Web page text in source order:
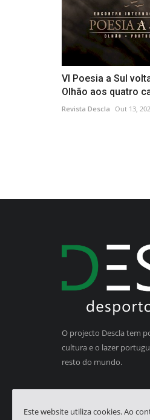
VI Poesia a Sul
Olhão aos quatro
Revista Descla Out 13,
O projecto Descla tem
cultura e o lazer
resto do mundo.
Este website utiliza cookies. Ao